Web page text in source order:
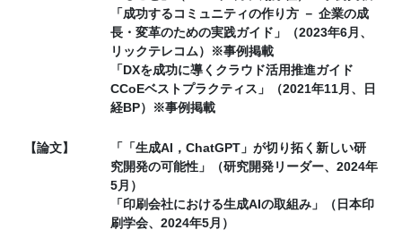
「成功するコミュニティの作り方 － 企業の成
長・変革のための実践ガイド」（2023年6月、
リックテレコム）※事例掲載
「DXを成功に導くクラウド活用推進ガイド
CCoEベストプラクティス」（2021年11月、日
経BP）※事例掲載
【論文】
「「生成AI，ChatGPT」が切り拓く新しい研
究開発の可能性」（研究開発リーダー、2024年
5月）
「印刷会社における生成AIの取組み」（日本印
刷学会、2024年5月）